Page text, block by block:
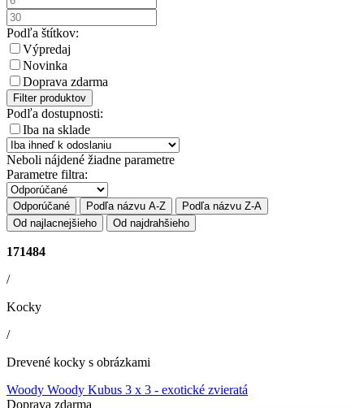
Podľa štítkov:
Výpredaj
Novinka
Doprava zdarma
Filter produktov
Podľa dostupnosti:
Iba na sklade
Neboli nájdené žiadne parametre
Parametre filtra:
Odporúčané Podľa názvu A-Z
Podľa názvu Z-A
Od najlacnejšieho
Od najdrahšieho
171484
/
Kocky
/
Drevené kocky s obrázkami
Woody Woody Kubus 3 x 3 - exotické zvieratá
Doprava zdarma